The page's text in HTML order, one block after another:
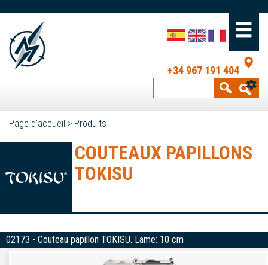
+34 967 191 404
Page d'accueil > Produits
COUTEAUX PAPILLONS
TOKISU
02173 - Couteau papillon TOKISU. Lame: 10 cm